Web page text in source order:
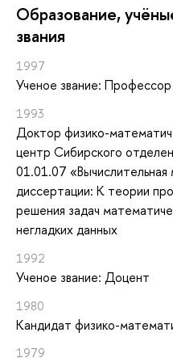
Oбразование,
звания
1997
Ученое звание: Профессор
1993
Доктор физико-
центр Сибирского
01.01.07
диссертации: К теории
решения задач
негладких данных
1992
Ученое звание: Доцент
1980
Кандидат физико-
1979